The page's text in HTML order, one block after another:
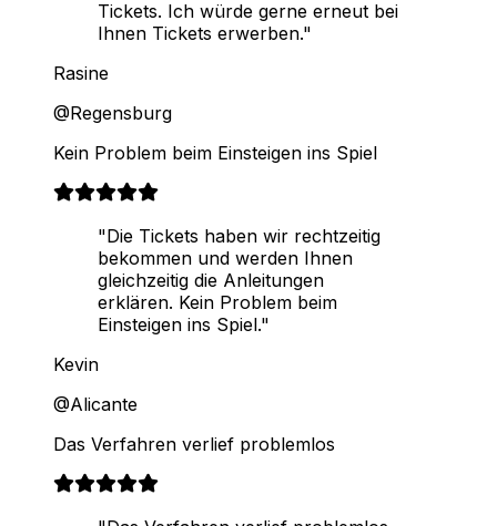
Tickets. Ich würde gerne erneut bei
Ihnen Tickets erwerben."
Rasine
@Regensburg
Kein Problem beim Einsteigen ins Spiel
"Die Tickets haben wir rechtzeitig
bekommen und werden Ihnen
gleichzeitig die Anleitungen
erklären. Kein Problem beim
Einsteigen ins Spiel."
Kevin
@Alicante
Das Verfahren verlief problemlos